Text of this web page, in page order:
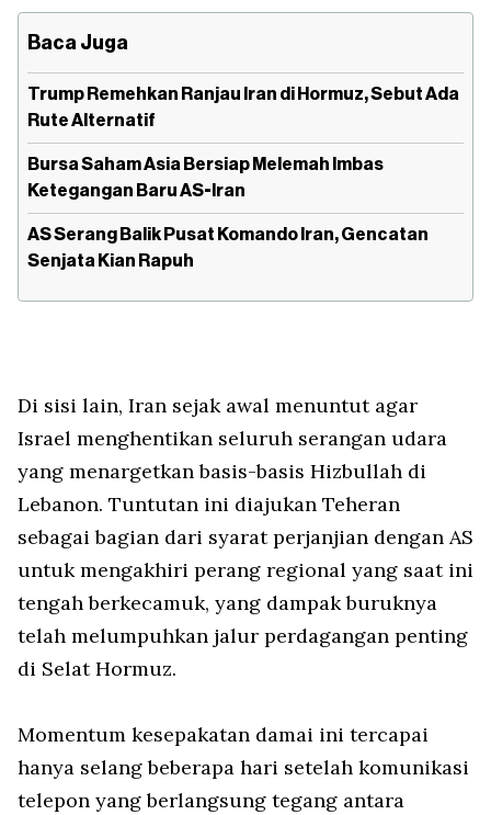
Baca Juga
Trump Remehkan Ranjau Iran di Hormuz, Sebut Ada
Rute Alternatif
Bursa Saham Asia Bersiap Melemah Imbas
Ketegangan Baru AS-Iran
AS Serang Balik Pusat Komando Iran, Gencatan
Senjata Kian Rapuh
Di sisi lain, Iran sejak awal menuntut agar
Israel menghentikan seluruh serangan udara
yang menargetkan basis-basis Hizbullah di
Lebanon. Tuntutan ini diajukan Teheran
sebagai bagian dari syarat perjanjian dengan AS
untuk mengakhiri perang regional yang saat ini
tengah berkecamuk, yang dampak buruknya
telah melumpuhkan jalur perdagangan penting
di Selat Hormuz.
Momentum kesepakatan damai ini tercapai
hanya selang beberapa hari setelah komunikasi
telepon yang berlangsung tegang antara